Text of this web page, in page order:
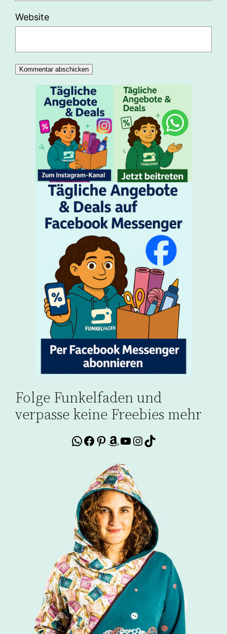
Website
Folge Funkelfaden und
verpasse keine Freebies mehr
WhatsApp
Facebook
Pinterest
Amazon
YouTube
Instagram
TikTok